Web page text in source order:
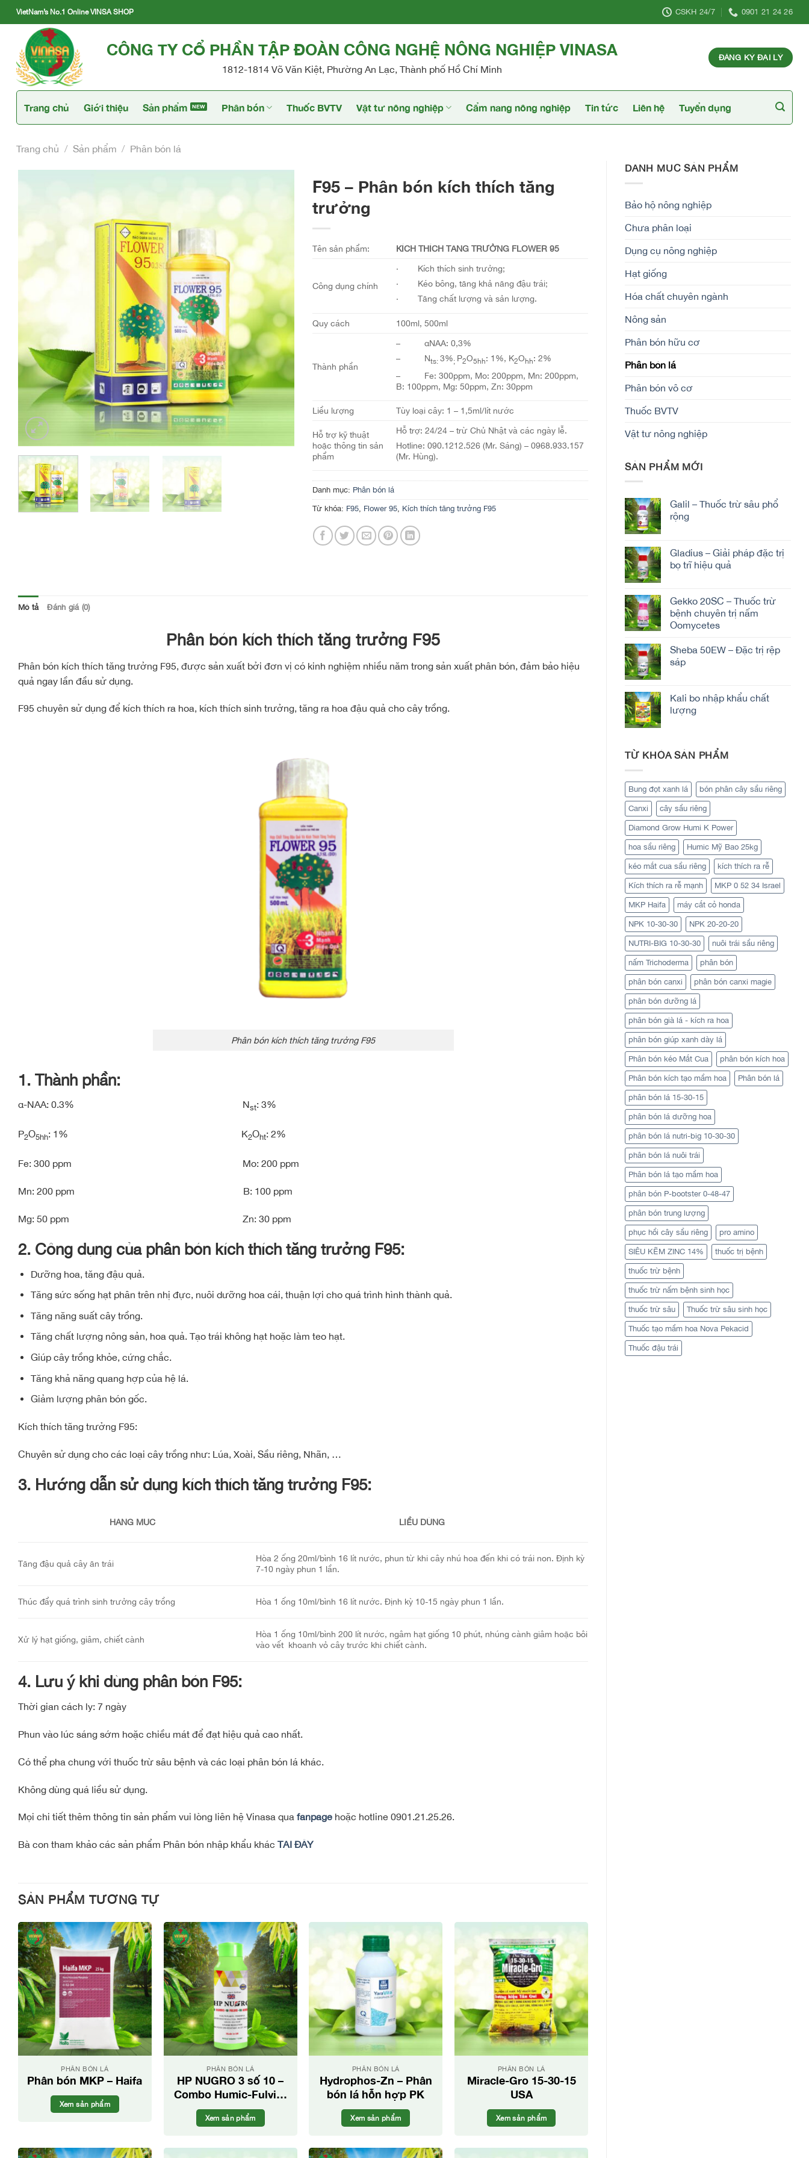
Skip
to
content
VietNam’s No.1 Online VINSA SHOP CSKH 24/7 0901 21 24 26
CÔNG TY CỔ PHẦN TẬP ĐOÀN CÔNG NGHỆ NÔNG NGHIỆP VINASA
1812-1814 Võ Văn Kiệt, Phường An Lạc, Thành phố Hồ Chí Minh
ĐĂNG KÝ ĐẠI LÝ
Trang chủ Giới thiệu Sản phẩm Phân bón Thuốc BVTV Vật tư nông nghiệp Cẩm nang nông nghiệp Tin tức Liên hệ Tuyển dụng
Trang chủ / Sản phẩm / Phân bón lá
DANH MỤC SẢN PHẨM
Bảo hộ nông nghiệp
Chưa phân loại
Dụng cụ nông nghiệp
Hạt giống
Hóa chất chuyên ngành
Nông sản
Phân bón hữu cơ
Phân bón lá
Phân bón vô cơ
Thuốc BVTV
Vật tư nông nghiệp
SẢN PHẨM MỚI
Galil – Thuốc trừ sâu phổ
rộng
Gladius – Giải pháp đặc trị
bọ trĩ hiệu quả
Gekko 20SC – Thuốc trừ
bệnh chuyên trị nấm
Oomycetes
Sheba 50EW – Đặc trị rệp
sáp
Kali bo nhập khẩu chất
lượng
TỪ KHÓA SẢN PHẨM
Bung đọt xanh lá bón phân cây sầu riêng
Canxi cây sầu riêng
Diamond Grow Humi K Power
hoa sầu riêng Humic Mỹ Bao 25kg
kéo mắt cua sầu riêng kích thích ra rễ
Kích thích ra rễ mạnh MKP 0 52 34 Israel
MKP Haifa máy cắt cỏ honda
NPK 10-30-30 NPK 20-20-20
NUTRI-BIG 10-30-30 nuôi trái sầu riêng
nấm Trichoderma phân bón
phân bón canxi phân bón canxi magie
phân bón dưỡng lá
phân bón già lá - kích ra hoa
phân bón giúp xanh dày lá
Phân bón kéo Mắt Cua phân bón kích hoa
Phân bón kích tạo mầm hoa Phân bón lá
phân bón lá 15-30-15
phân bón lá dưỡng hoa
phân bón lá nutri-big 10-30-30
phân bón lá nuôi trái
Phân bón lá tạo mầm hoa
phân bón P-bootster 0-48-47
phân bón trung lượng
phục hồi cây sầu riêng pro amino
SIÊU KẼM ZINC 14% thuốc trị bệnh
thuốc trừ bệnh
thuốc trừ nấm bệnh sinh học
thuốc trừ sâu Thuốc trừ sâu sinh học
Thuốc tạo mầm hoa Nova Pekacid
Thuốc đậu trái
F95 – Phân bón kích thích tăng
trưởng
Tên sản phẩm: KÍCH THÍCH TĂNG TRƯỞNG FLOWER 95
Công dụng chính
· Kích thích sinh trưởng;
· Kéo bông, tăng khả năng đậu trái;
· Tăng chất lượng và sản lượng.
Quy cách 100ml, 500ml
Thành phần
– αNAA: 0,3%
– Nts: 3%; P2O5hh: 1%, K2Ohh: 2%
– Fe: 300ppm, Mo: 200ppm, Mn: 200ppm,
B: 100ppm, Mg: 50ppm, Zn: 30ppm
Liều lượng Tùy loại cây: 1 – 1,5ml/lít nước
Hỗ trợ kỹ thuật
hoặc thông tin sản
phẩm
Hỗ trợ: 24/24 – trừ Chủ Nhật và các ngày lễ.
Hotline: 090.1212.526 (Mr. Sáng) – 0968.933.157
(Mr. Hùng).
Danh mục: Phân bón lá
Từ khóa: F95, Flower 95, Kích thích tăng trưởng F95
Mô tả Đánh giá (0)
Phân bón kích thích tăng trưởng F95
Phân bón kích thích tăng trưởng F95, được sản xuất bởi đơn vị có kinh nghiệm nhiều năm trong sản xuất phân bón, đảm bảo hiệu
quả ngay lần đầu sử dụng.
F95 chuyên sử dụng để kích thích ra hoa, kích thích sinh trưởng, tăng ra hoa đậu quả cho cây trồng.
Phân bón kích thích tăng trưởng F95
1. Thành phần:
α-NAA: 0.3% Nst: 3%
P2O5hh: 1% K2Oht: 2%
Fe: 300 ppm Mo: 200 ppm
Mn: 200 ppm B: 100 ppm
Mg: 50 ppm Zn: 30 ppm
2. Công dụng của phân bón kích thích tăng trưởng F95:
Dưỡng hoa, tăng đậu quả.
Tăng sức sống hạt phân trên nhị đực, nuôi dưỡng hoa cái, thuận lợi cho quá trình hình thành quả.
Tăng năng suất cây trồng.
Tăng chất lượng nông sản, hoa quả. Tạo trái không hạt hoặc làm teo hạt.
Giúp cây trồng khỏe, cứng chắc.
Tăng khả năng quang hợp của hệ lá.
Giảm lượng phân bón gốc.
Kích thích tăng trưởng F95:
Chuyên sử dụng cho các loại cây trồng như: Lúa, Xoài, Sầu riêng, Nhãn, …
3. Hướng dẫn sử dụng kích thích tăng trưởng F95:
HẠNG MỤC LIỀU DÙNG
Tăng đậu quả cây ăn trái
Hòa 2 ống 20ml/bình 16 lít nước, phun từ khi cây nhú hoa đến khi có trái non. Định kỳ
7-10 ngày phun 1 lần.
Thúc đẩy quá trình sinh trưởng cây trồng Hòa 1 ống 10ml/bình 16 lít nước. Định kỳ 10-15 ngày phun 1 lần.
Xử lý hạt giống, giâm, chiết cành
Hòa 1 ống 10ml/bình 200 lít nước, ngâm hạt giống 10 phút, nhúng cành giâm hoặc bôi
vào vết khoanh vỏ cây trước khi chiết cành.
4. Lưu ý khi dùng phân bón F95:
Thời gian cách ly: 7 ngày
Phun vào lúc sáng sớm hoặc chiều mát để đạt hiệu quả cao nhất.
Có thể pha chung với thuốc trừ sâu bệnh và các loại phân bón lá khác.
Không dùng quá liều sử dụng.
Mọi chi tiết thêm thông tin sản phẩm vui lòng liên hệ Vinasa qua fanpage hoặc hotline 0901.21.25.26.
Bà con tham khảo các sản phẩm Phân bón nhập khẩu khác TẠI ĐÂY
SẢN PHẨM TƯƠNG TỰ
PHÂN BÓN LÁ
Phân bón MKP – Haifa
Xem sản phẩm
PHÂN BÓN LÁ
HP NUGRO 3 số 10 –
Combo Humic-Fulvic-
Amino
Xem sản phẩm
PHÂN BÓN LÁ
Hydrophos-Zn – Phân
bón lá hỗn hợp PK
Xem sản phẩm
PHÂN BÓN LÁ
Miracle-Gro 15-30-15
USA
Xem sản phẩm